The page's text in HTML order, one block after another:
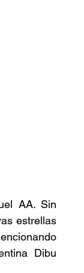
AA. Sin
estrellas
Dibu